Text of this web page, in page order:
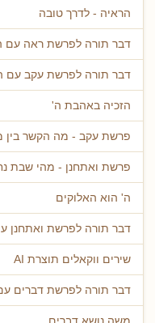
הראיה - לדרך טובה
דבר תורה לפרשת ראה עם
דבר תורה לפרשת עקב עם
הזכיה באהבת ה'
פרשת עקב - מה הקשר בין
פרשת ואתחנן - מהי שבת
ה' הוא האלוקים
דבר תורה לפרשת ואתחנן
שירים ווקאלים תוצרת AI
דבר תורה לפרשת דברים